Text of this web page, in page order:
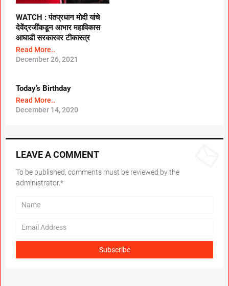
WATCH : पंतप्रधान मोदी यांचे
देवेंद्रजींकडून आभार महाविकास
आघाडी सरकारवर टीकास्त्र
Read More..
December 26, 2021
Today’s Birthday
Read More..
December 14, 2020
LEAVE A COMMENT
To be published, comments must be reviewed by the
administrator.*